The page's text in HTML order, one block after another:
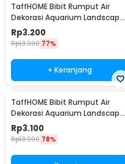
TaffHOME Bibit Rumput Air
Dekorasi Aquarium Landscape
Ornament 10g Big Leaf - H0027
Rp3.200
Rp13.900 77%
+ Keranjang
TaffHOME Bibit Rumput Air
Dekorasi Aquarium Landscape
Ornament 10g Lucky Clover -
H0027
Rp3.100
Rp13.900 78%